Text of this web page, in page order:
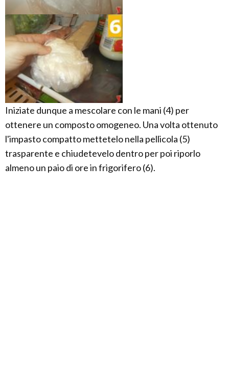
Iniziate dunque a mescolare con le mani (4) per
ottenere un composto omogeneo. Una volta ottenuto
l'impasto compatto mettetelo nella pellicola (5)
trasparente e chiudetevelo dentro per poi riporlo
almeno un paio di ore in frigorifero (6).